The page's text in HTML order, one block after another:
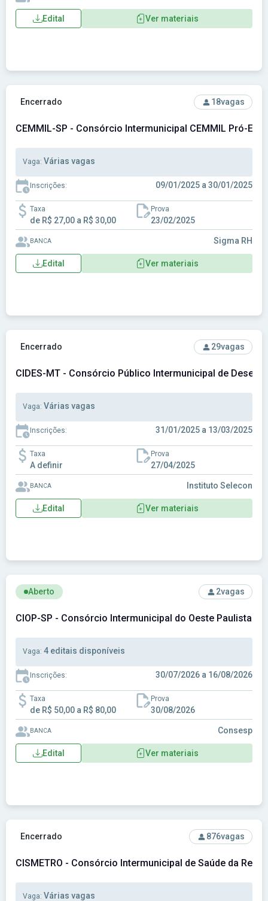
Edital Ver materiais
Ver concurso: CEMMIL-SP - Consórcio Intermunicipal
Encerrado 18vagas
CEMMIL-SP - Consórcio Intermunicipal CEMMIL Pró-
Vaga: Várias vagas
Inscrições: 09/01/2025 a 30/01/2025
Taxa
de R$ 27,00 a R$ 30,00
Prova
23/02/2025
BANCA Sigma RH
Edital Ver materiais
Ver concurso: CIDES-MT - Consórcio Público
Encerrado 29vagas
CIDES-MT - Consórcio Público Intermunicipal de
Vaga: Várias vagas
Inscrições: 31/01/2025 a 13/03/2025
Taxa
A definir
Prova
27/04/2025
BANCA Instituto Selecon
Edital Ver materiais
Ver concurso: CIOP-SP - Consórcio Intermunicipal do
Aberto 2vagas
CIOP-SP - Consórcio Intermunicipal do Oeste Paulista
Vaga: 4 editais disponíveis
Inscrições: 30/07/2026 a 16/08/2026
Taxa
de R$ 50,00 a R$ 80,00
Prova
30/08/2026
BANCA Consesp
Edital Ver materiais
Ver concurso: CISMETRO - Consórcio Intermunicipal de
Encerrado 876vagas
CISMETRO - Consórcio Intermunicipal de Saúde da
Vaga: Várias vagas